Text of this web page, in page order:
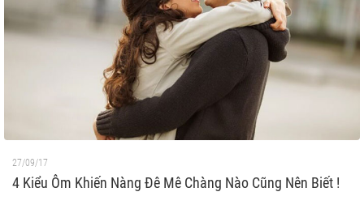
27/09/17
4 Kiểu Ôm Khiến Nàng Đê Mê Chàng Nào Cũng Nên Biết !